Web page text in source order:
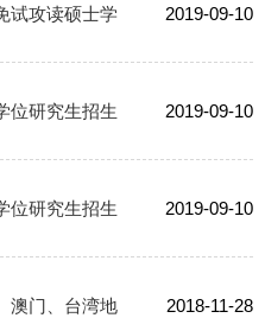
试攻读硕士学
2019-09-10
位研究生招生
2019-09-10
位研究生招生
2019-09-10
澳门、台湾地
2018-11-28